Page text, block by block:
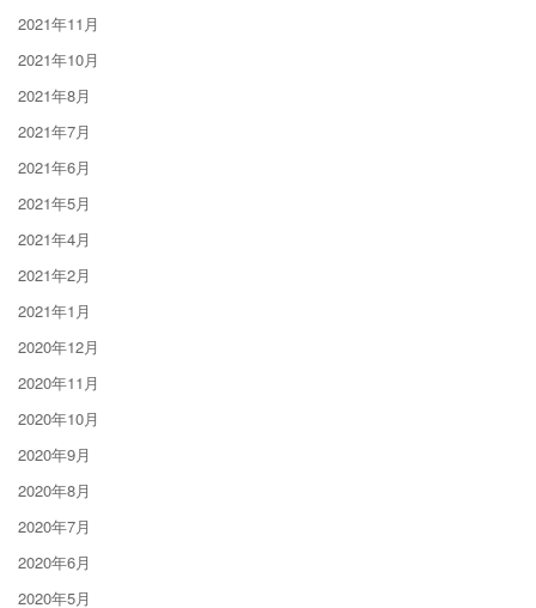
2021年11月
2021年10月
2021年8月
2021年7月
2021年6月
2021年5月
2021年4月
2021年2月
2021年1月
2020年12月
2020年11月
2020年10月
2020年9月
2020年8月
2020年7月
2020年6月
2020年5月